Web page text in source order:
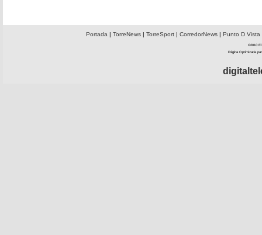
Portada | TorreNews| TorreSport| CorredorNews| Punto D Vista
©2010 El
Página Optimizada